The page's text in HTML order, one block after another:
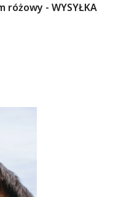
różowy - WYSYŁKA